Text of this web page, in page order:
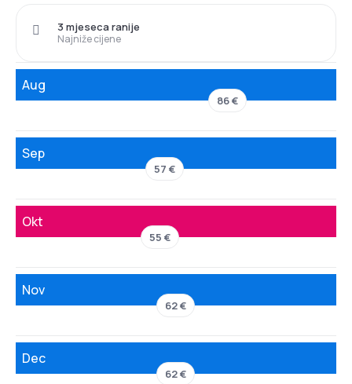
Najniže cijene
3 mjeseca ranije
Aug
86 €
Sep
57 €
Okt
55 €
Nov
62 €
Dec
62 €